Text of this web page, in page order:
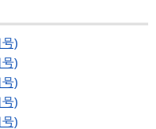
)
)
)
)
)